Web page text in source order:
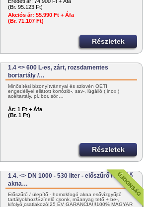
(Br. 95.123 Ft)
Akciós ár: 55.990 Ft + Áfa
(Br. 71.107 Ft)
Részletek
1.4 <> 600 L-es, zárt, rozsdamentes
bortartály /…
Minősítési bizonyítvánnyal és szlovén OÉTI
engedéllyel ellátott korrózió-, sav-, lúgálló ( inox )
acéltartály, pl.:bor, sör,…
Ár: 1 Ft + Áfa
(Br. 1 Ft)
Részletek
1.4. <> DN 1000 - 530 liter - előszűrő / ülepítő
akna…
Előszűrő / ülepítő - homokfogó akna esővízgyűjtő
tartályokhoz!Színelő csonk, műanyag tető + be-,
kifolyó csatlakozó!25 ÉV GARANCIA!!!100% MAGYAR